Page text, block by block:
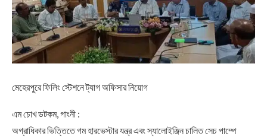
মেহেরপুরে ফিলিং স্টেশনে ট্যাগ অফিসার নিয়োগ
এম চোখ ডটকম, গাংনী :
অগ্রাধিকার ভিত্তিতে গম হারভেস্টার যন্ত্র এবং স্যালোইঞ্জিন চালিত সেচ পাম্পে